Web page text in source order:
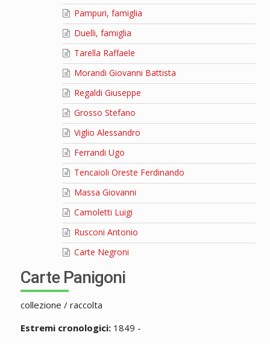
Pampuri, famiglia
Duelli, famiglia
Tarella Raffaele
Morandi Giovanni Battista
Regaldi Giuseppe
Grosso Stefano
Viglio Alessandro
Ferrandi Ugo
Tencaioli Oreste Ferdinando
Massa Giovanni
Camoletti Luigi
Rusconi Antonio
Carte Negroni
Carte Panigoni
collezione / raccolta
Estremi cronologici:1849 -